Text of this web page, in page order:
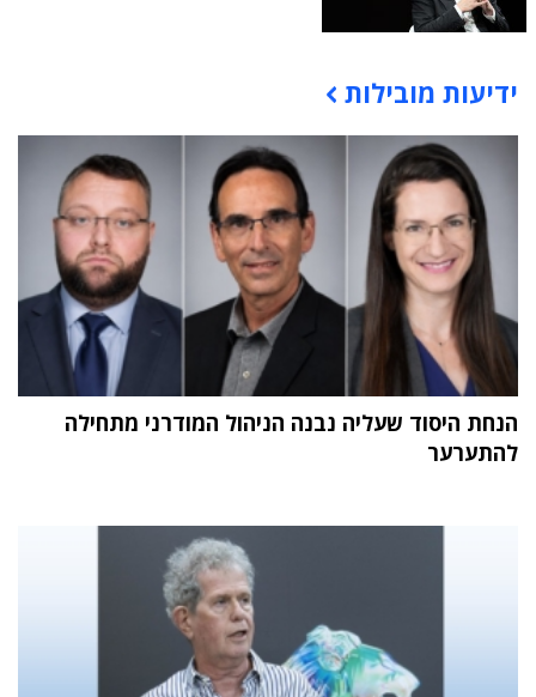
תוכן פרסומי
ידיעות מובילות
הנחת היסוד שעליה נבנה הניהול המודרני מתחילה
להתערער